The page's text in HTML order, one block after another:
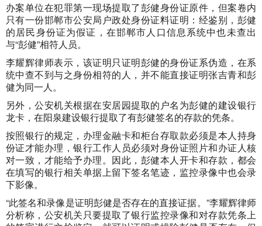
办案单位在犯罪第一现场提取了彭健身份证原件，但案卷内
只有一份邯郸市公安局户政处身份证料证明：经鉴别，彭健
的居民身份证为假证，在邯郸市人口信息系统中也未查出
与“彭健”相符人员。
李耀辉律师表示，该证明只证明彭健的身份证系伪造，在系
统中查不到与之身份相符的人，并不能直接证明张吉青和彭
健为同一人。
另外，公安机关根据在安居园提取的户名为彭健的建设银行
龙卡，在阳泉建设银行提取了有彭健签名的存款的凭条。
按照银行的规定，办理金融卡和柜台存取款必须是本人持身
份证才能办理，银行工作人员必须对身份证照片和办证人核
对一致，才能给予办理。因此，彭健本人开卡和存款，都会
在填写的银行相关单据上留下签名笔迹，监控录像中也会录
下影像。
“此签名和录像是证明彭健是否存在的直接证据。”李耀辉律师
分析称，公安机关只要提取了银行监控录像和对存款凭条上